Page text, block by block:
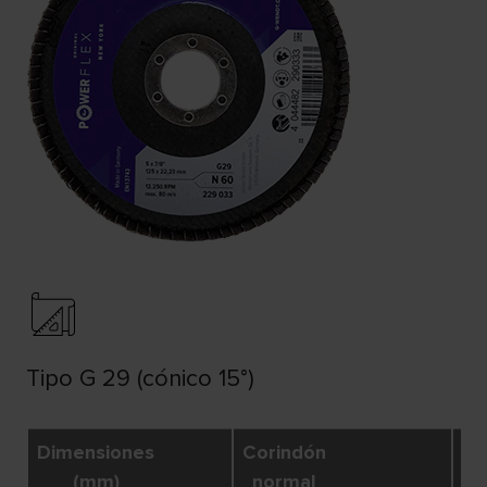
Tipo G 29 (cónico 15°)
Dimensiones
(mm)
Corindón
normal